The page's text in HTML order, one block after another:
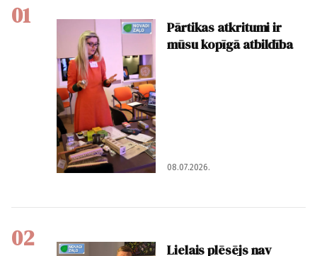
01
Pārtikas atkritumi ir
mūsu kopīgā atbildība
08.07.2026.
02 Lielais plēsējs nav